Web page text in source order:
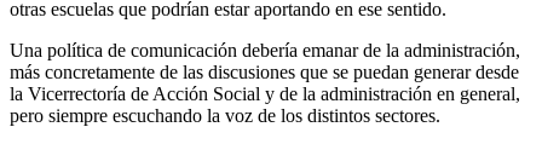
otras escuelas que podrían estar aportando en ese sentido.
Una política de comunicación debería emanar de la administración,
más concretamente de las discusiones que se puedan generar desde
la Vicerrectoría de Acción Social y de la administración en general,
pero siempre escuchando la voz de los distintos sectores.